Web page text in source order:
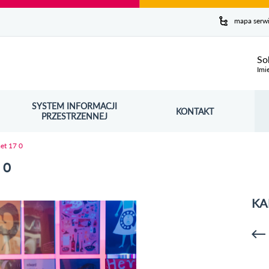
mapa
SYSTEM INFORMACJI
PRZESTRZENNEJ
OTWORZY SIĘ W NOWYM OKNIE KONTAKT
17 0
0